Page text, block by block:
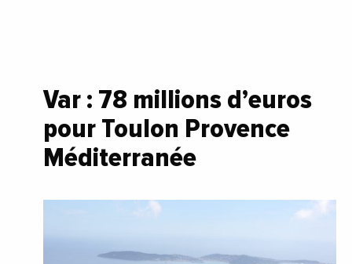
Var : 78 millions d’euros
pour Toulon Provence
Méditerranée